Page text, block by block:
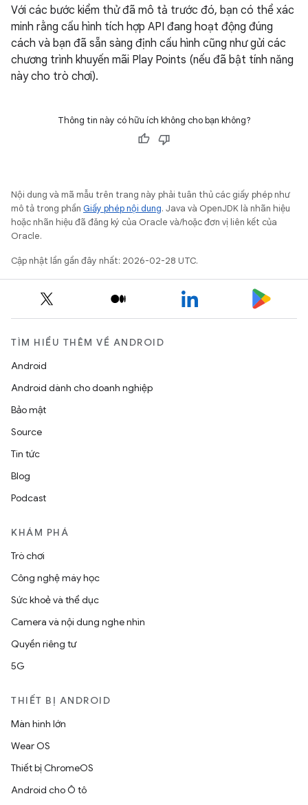
Với các bước kiểm thử đã mô tả trước đó, bạn có thể xác
minh rằng cấu hình tích hợp API đang hoạt động đúng
cách và bạn đã sẵn sàng định cấu hình cũng như gửi các
chương trình khuyến mãi Play Points (nếu đã bật tính năng
này cho trò chơi).
Thông tin này có hữu ích không cho bạn không?
Nội dung và mã mẫu trên trang này phải tuân thủ các giấy phép như
mô tả trong phần Giấy phép nội dung. Java và OpenJDK là nhãn hiệu
hoặc nhãn hiệu đã đăng ký của Oracle và/hoặc đơn vị liên kết của
Oracle.
Cập nhật lần gần đây nhất: 2026-02-28 UTC.
TÌM HIỂU THÊM VỀ ANDROID
Android
Android dành cho doanh nghiệp
Bảo mật
Source
Tin tức
Blog
Podcast
KHÁM PHÁ
Trò chơi
Công nghệ máy học
Sức khoẻ và thể dục
Camera và nội dung nghe nhìn
Quyền riêng tư
5G
THIẾT BỊ ANDROID
Màn hình lớn
Wear OS
Thiết bị ChromeOS
Android cho Ô tô